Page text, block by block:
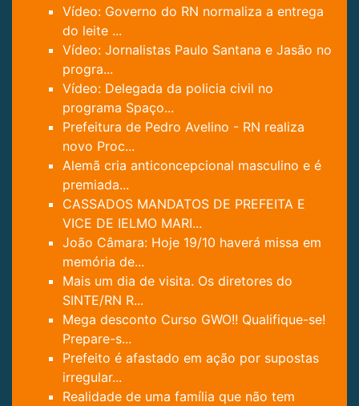
Vídeo: Governo do RN normaliza a entrega
do leite ...
Vídeo: Jornalistas Paulo Santana e Jasão no
progra...
Vídeo: Delegada da policia civil no
programa Spaço...
Prefeitura de Pedro Avelino - RN realiza
novo Proc...
Alemã cria anticoncepcional masculino e é
premiada...
CASSADOS MANDATOS DE PREFEITA E
VICE DE IELMO MARI...
João Câmara: Hoje 19/10 haverá missa em
memória de...
Mais um dia de visita. Os diretores do
SINTE/RN R...
Mega desconto Curso GWO!! Qualifique-se!
Prepare-s...
Prefeito é afastado em ação por supostas
irregular...
Realidade de uma família que não tem